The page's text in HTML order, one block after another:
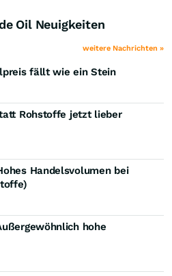
Oil Neuigkeiten
weitere Nachrichten »
fällt wie ein Stein
Rohstoffe jetzt lieber
Handelsvolumen bei
hohe